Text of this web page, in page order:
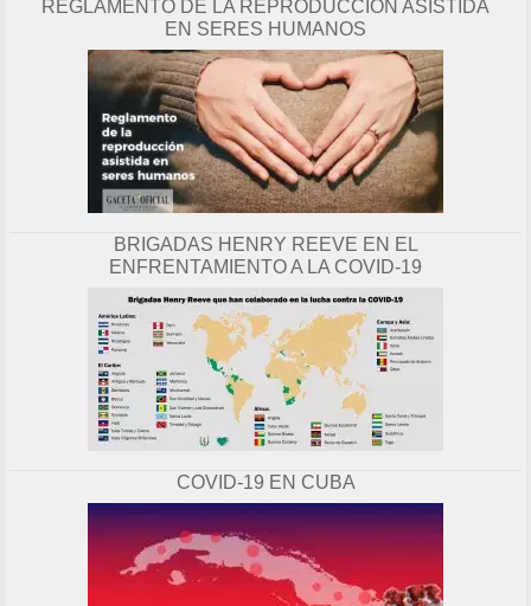
REGLAMENTO DE LA REPRODUCCIÓN ASISTIDA
EN SERES HUMANOS
BRIGADAS HENRY REEVE EN EL
ENFRENTAMIENTO A LA COVID-19
COVID-19 EN CUBA